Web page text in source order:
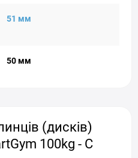
51 мм
50 мм
(дисків)
100kg - С